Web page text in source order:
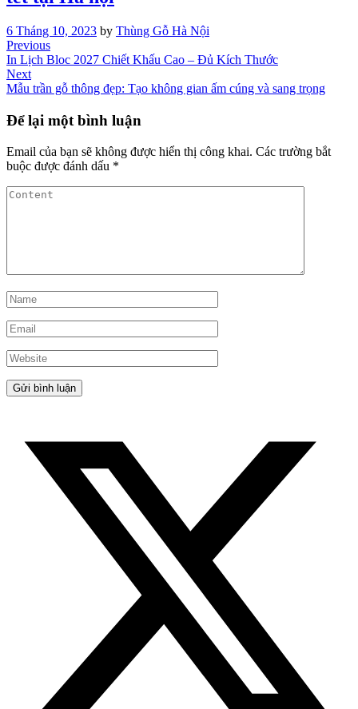
6 Tháng 10, 2023 by Thùng Gỗ Hà Nội
Điều
hướng
bài
viết
Previous
Post
Previous
In Lịch Bloc 2027 Chiết Khấu Cao – Đủ Kích Thước
Next
Post
Next
Mẫu trần gỗ thông đẹp: Tạo không gian ấm cúng và sang trọng
Để lại một bình luận
Email của bạn sẽ không được hiển thị công khai. Các trường bắt
buộc được đánh dấu *